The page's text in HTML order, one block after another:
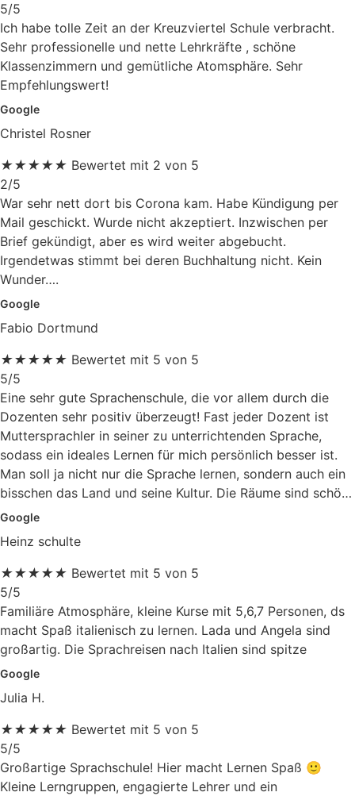
5/5
Ich habe tolle Zeit an der Kreuzviertel Schule verbracht.
Sehr professionelle und nette Lehrkräfte , schöne
Klassenzimmern und gemütliche Atomsphäre. Sehr
Empfehlungswert!
Google
Christel Rosner
★★★★★ Bewertet mit 2 von 5
2/5
War sehr nett dort bis Corona kam. Habe Kündigung per
Mail geschickt. Wurde nicht akzeptiert. Inzwischen per
Brief gekündigt, aber es wird weiter abgebucht.
Irgendetwas stimmt bei deren Buchhaltung nicht. Kein
Wunder….
Google
Fabio Dortmund
★★★★★ Bewertet mit 5 von 5
5/5
Eine sehr gute Sprachenschule, die vor allem durch die
Dozenten sehr positiv überzeugt! Fast jeder Dozent ist
Muttersprachler in seiner zu unterrichtenden Sprache,
sodass ein ideales Lernen für mich persönlich besser ist.
Man soll ja nicht nur die Sprache lernen, sondern auch ein
bisschen das Land und seine Kultur. Die Räume sind schön
gestaltet und auch multimedial vernetzt durch Fernseher,
möglich, sehr gut wenn man mal unterwegs ist und nichts
verpassen möchte. Zudem gibt es immer gratis Wasser
und kleine Knabbereien zum Kurs, auch Kaffee,
Cappuccino und Tee sind möglich. Guter Servicegedanke!
Google
Heinz schulte
★★★★★ Bewertet mit 5 von 5
5/5
Familiäre Atmosphäre, kleine Kurse mit 5,6,7 Personen, ds
macht Spaß italienisch zu lernen. Lada und Angela sind
großartig. Die Sprachreisen nach Italien sind spitze
Google
Julia H.
★★★★★ Bewertet mit 5 von 5
5/5
Großartige Sprachschule! Hier macht Lernen Spaß 🙂
Kleine Lerngruppen, engagierte Lehrer und ein